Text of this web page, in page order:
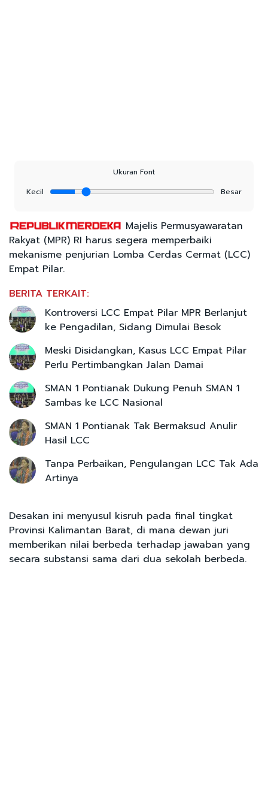
Ukuran Font
Kecil
Besar
Majelis Permusyawaratan
Rakyat (MPR) RI harus segera memperbaiki
mekanisme penjurian Lomba Cerdas Cermat (LCC)
Empat Pilar.
BERITA TERKAIT:
Kontroversi LCC Empat Pilar MPR Berlanjut
ke Pengadilan, Sidang Dimulai Besok
Meski Disidangkan, Kasus LCC Empat Pilar
Perlu Pertimbangkan Jalan Damai
SMAN 1 Pontianak Dukung Penuh SMAN 1
Sambas ke LCC Nasional
SMAN 1 Pontianak Tak Bermaksud Anulir
Hasil LCC
Tanpa Perbaikan, Pengulangan LCC Tak Ada
Artinya
Desakan ini menyusul kisruh pada final tingkat
Provinsi Kalimantan Barat, di mana dewan juri
memberikan nilai berbeda terhadap jawaban yang
secara substansi sama dari dua sekolah berbeda.